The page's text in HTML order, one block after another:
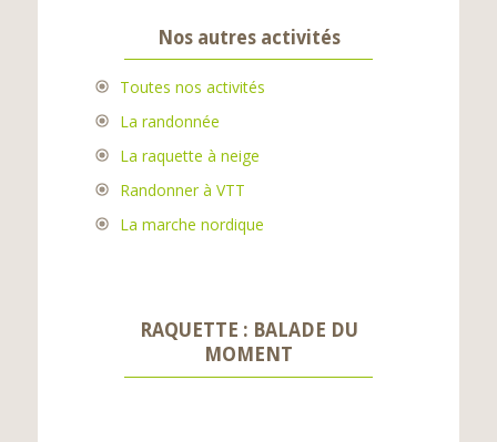
Nos autres activités
Toutes nos activités
La randonnée
La raquette à neige
Randonner à VTT
La marche nordique
RAQUETTE : BALADE DU
MOMENT